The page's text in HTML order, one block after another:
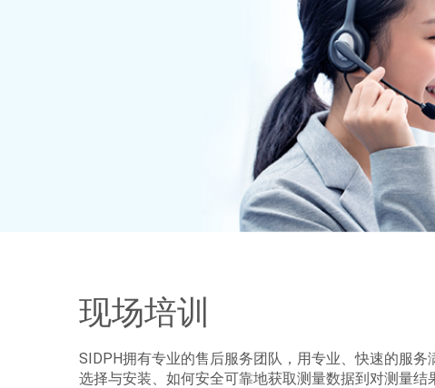
现场培训
SIDPH拥有专业的售后服务团队，用专业、快速的服
选择与安装、如何安全可靠地获取测量数据到对测量